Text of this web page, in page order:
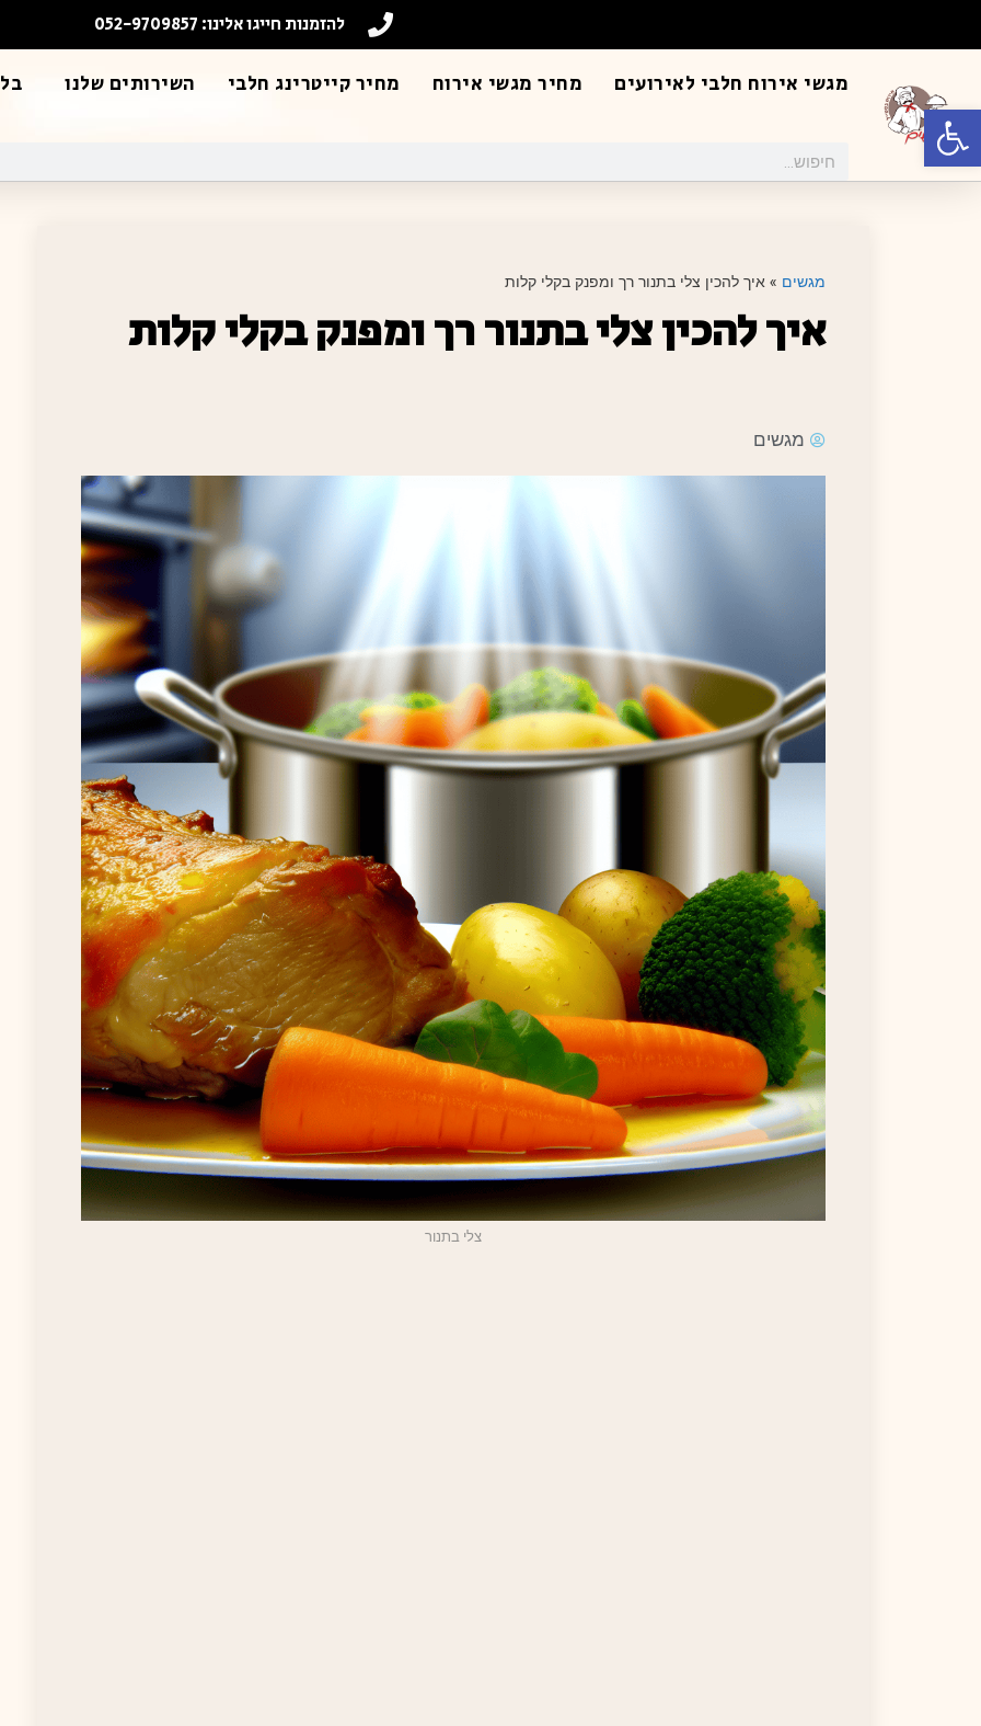
פתח סרגל נגישות
להזמנות חייגו אלינו: 052-9709857
מגשי אירוח חלבי לאירועים מחיר מגשי אירוח מחיר קייטרינג חלבי השירותים שלנו
מגשים » איך להכין צלי בתנור רך ומפנק בקלי קלות
איך להכין צלי בתנור רך ומפנק בקלי קלות
מגשים
צלי בתנור